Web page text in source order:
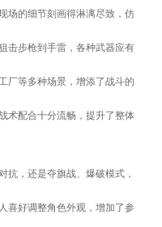
的细节刻画得淋漓尽致，仿
步枪到手雷，各种武器应有
等多种场景，增添了战斗的
配合十分流畅，提升了整体
，还是夺旗战、爆破模式，
好调整角色外观，增加了参